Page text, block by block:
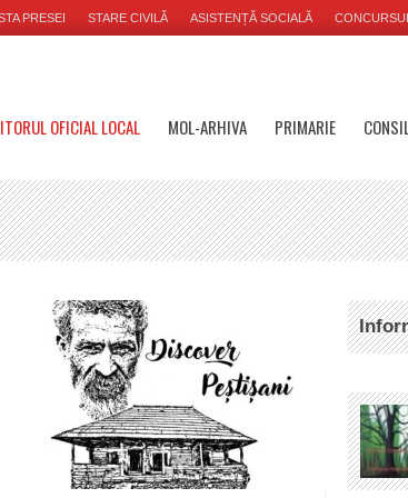
PRESEI STARE CIVILĂ ASISTENȚĂ SOCIALĂ
OFICIAL LOCAL MOL-ARHIVA PRIMARIE